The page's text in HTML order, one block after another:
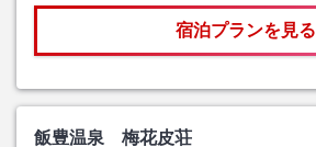
宿泊プランを見る
飯豊温泉 梅花皮荘